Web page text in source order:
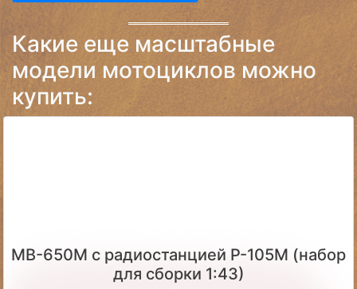
Какие еще масштабные
модели мотоциклов можно
купить:
МВ-650М с радиостанцией Р-105М (набор
для сборки 1:43)